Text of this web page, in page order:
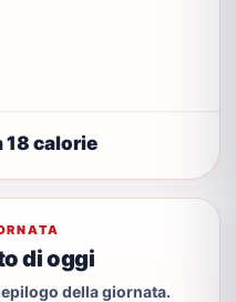
18 calorie
di oggi
della giornata.